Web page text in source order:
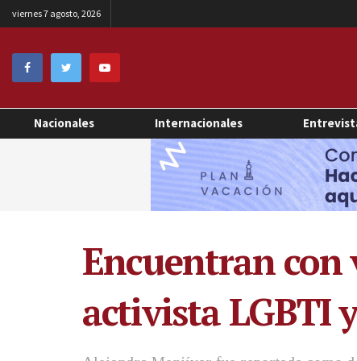
viernes 7 agosto, 2026
Nacionales Internacionales
Encuentran con
activista LGBTI